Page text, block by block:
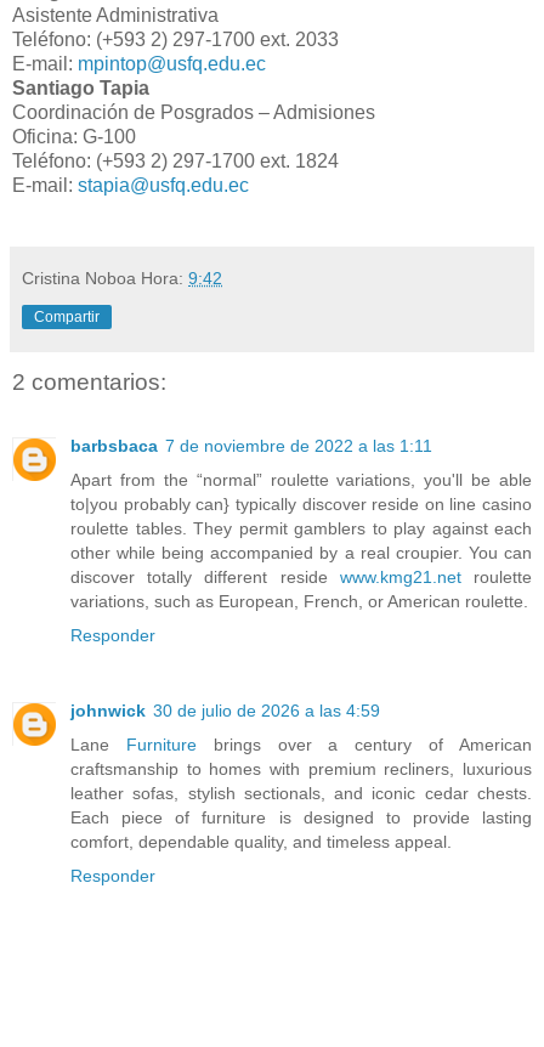
Asistente Administrativa
Teléfono: (+593 2) 297-1700 ext. 2033
E-mail: mpintop@usfq.edu.ec
Santiago Tapia
Coordinación de Posgrados – Admisiones
Oficina: G-100
Teléfono: (+593 2) 297-1700 ext. 1824
E-mail: stapia@usfq.edu.ec
Cristina Noboa Hora: 9:42
Compartir
2 comentarios:
barbsbaca 7 de noviembre de 2022 a las 1:11
Apart from the “normal” roulette variations, you'll be able
to|you probably can} typically discover reside on line casino
roulette tables. They permit gamblers to play against each
other while being accompanied by a real croupier. You can
discover totally different reside www.kmg21.netroulette
variations, such as European, French, or American roulette.
Responder
johnwick 30 de julio de 2026 a las 4:59
Lane Furniturebrings over a century of American
craftsmanship to homes with premium recliners, luxurious
leather sofas, stylish sectionals, and iconic cedar chests.
Each piece of furniture is designed to provide lasting
comfort, dependable quality, and timeless appeal.
Responder